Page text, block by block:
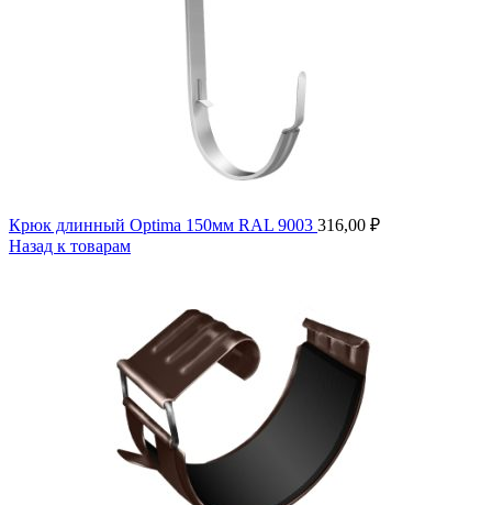
Крюк длинный Optima 150мм RAL 9003 316,00 ₽
Назад к товарам